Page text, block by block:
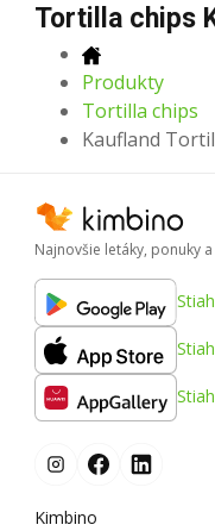
Tortilla chips
Produkty
Tortilla chips
Kaufland
Najnovšie letáky, ponuky
Kimbino